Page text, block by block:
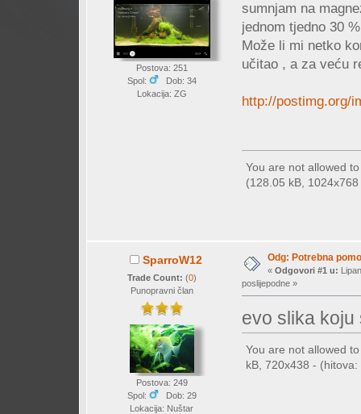
Postova: 251
Spol:
Dob: 34
Lokacija: ZG
sumnjam na
jednom tjedno 30
Može li mi netko
učitao , a za veću
http://postimg.org/
You are not allowed
(128.05 kB,
SparroW12
Trade Count: (0)
Punopravni član
Postova: 249
Spol:
Dob: 29
Lokacija: Nuštar
Odg: Potrebna
« Odgovori #1 u:
poslijepodne »
evo slika koju
You are not allowed
kB, 720x438 -